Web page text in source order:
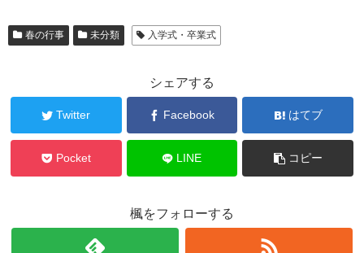
春の行事 未分類 入学式・卒業式
シェアする
Twitter Facebook はてブ
Pocket LINE コピー
楓をフォローする